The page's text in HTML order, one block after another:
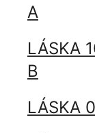
A
LÁSKA
B
LÁSKA